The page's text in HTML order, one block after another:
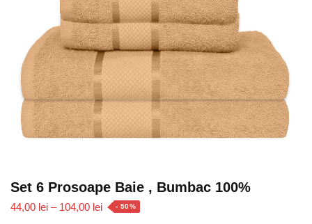
Set 6 Prosoape Baie , Bumbac 100%
44,00 lei – 104,00 leiInterval
- 50%